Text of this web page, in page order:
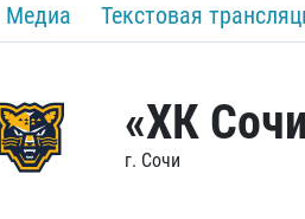
Медиа Текстовая
«ХК
г. Сочи